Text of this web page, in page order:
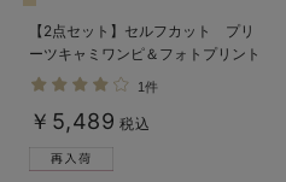
【2点セット】セルフカット プリ
ーツキャミワンピ＆フォトプリント
トップスセット マタニティ・授乳
服【出産後も長く使える】
1件
￥5,489 税込